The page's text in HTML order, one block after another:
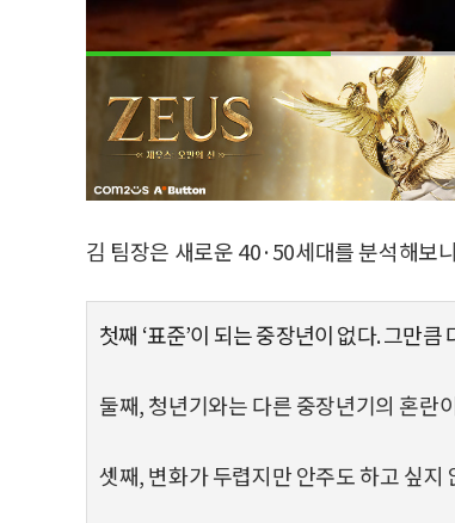
김 팀장은 새로운 40·50세대를 분석해보
첫째 ‘표준’이 되는 중장년이 없다. 그만
둘째, 청년기와는 다른 중장년기의 혼란
셋째, 변화가 두렵지만 안주도 하고 싶지